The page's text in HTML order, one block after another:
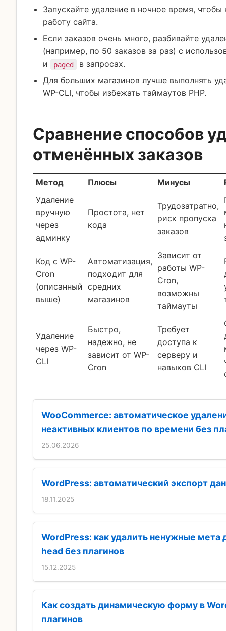
Запускайте удаление в ночное время, чтобы
работу сайта.
Если заказов очень много, разбивайте
(например, по 50 заказов за раз) с
и
paged
в запросах.
Для больших магазинов лучше выполнять
WP-CLI, чтобы избежать таймаутов PHP.
Сравнение способов
отменённых заказов
Метод Плюсы Минусы
Удаление
вручную
через
админку
Простота, нет
кода
Трудозатратно,
риск пропуска
заказов
Код с WP-
Cron
(описанный
выше)
Автоматизация,
подходит для
средних
магазинов
Зависит от
работы WP-
Cron,
возможны
таймауты
Удаление
через WP-
CLI
Быстро,
надежно, не
зависит от WP-
Cron
Требует
доступа к
серверу и
навыков CLI
WooCommerce: автоматическое
неактивных клиентов по времени без
25.06.2026
WordPress: автоматический экспорт
18.11.2025
WordPress: как удалить ненужные мета
head без плагинов
15.12.2025
Как создать динамическую форму в
плагинов